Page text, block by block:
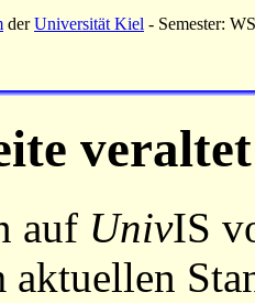
derUniversität Kiel - Semester:
veraltet
auf UnivIS
aktuellen